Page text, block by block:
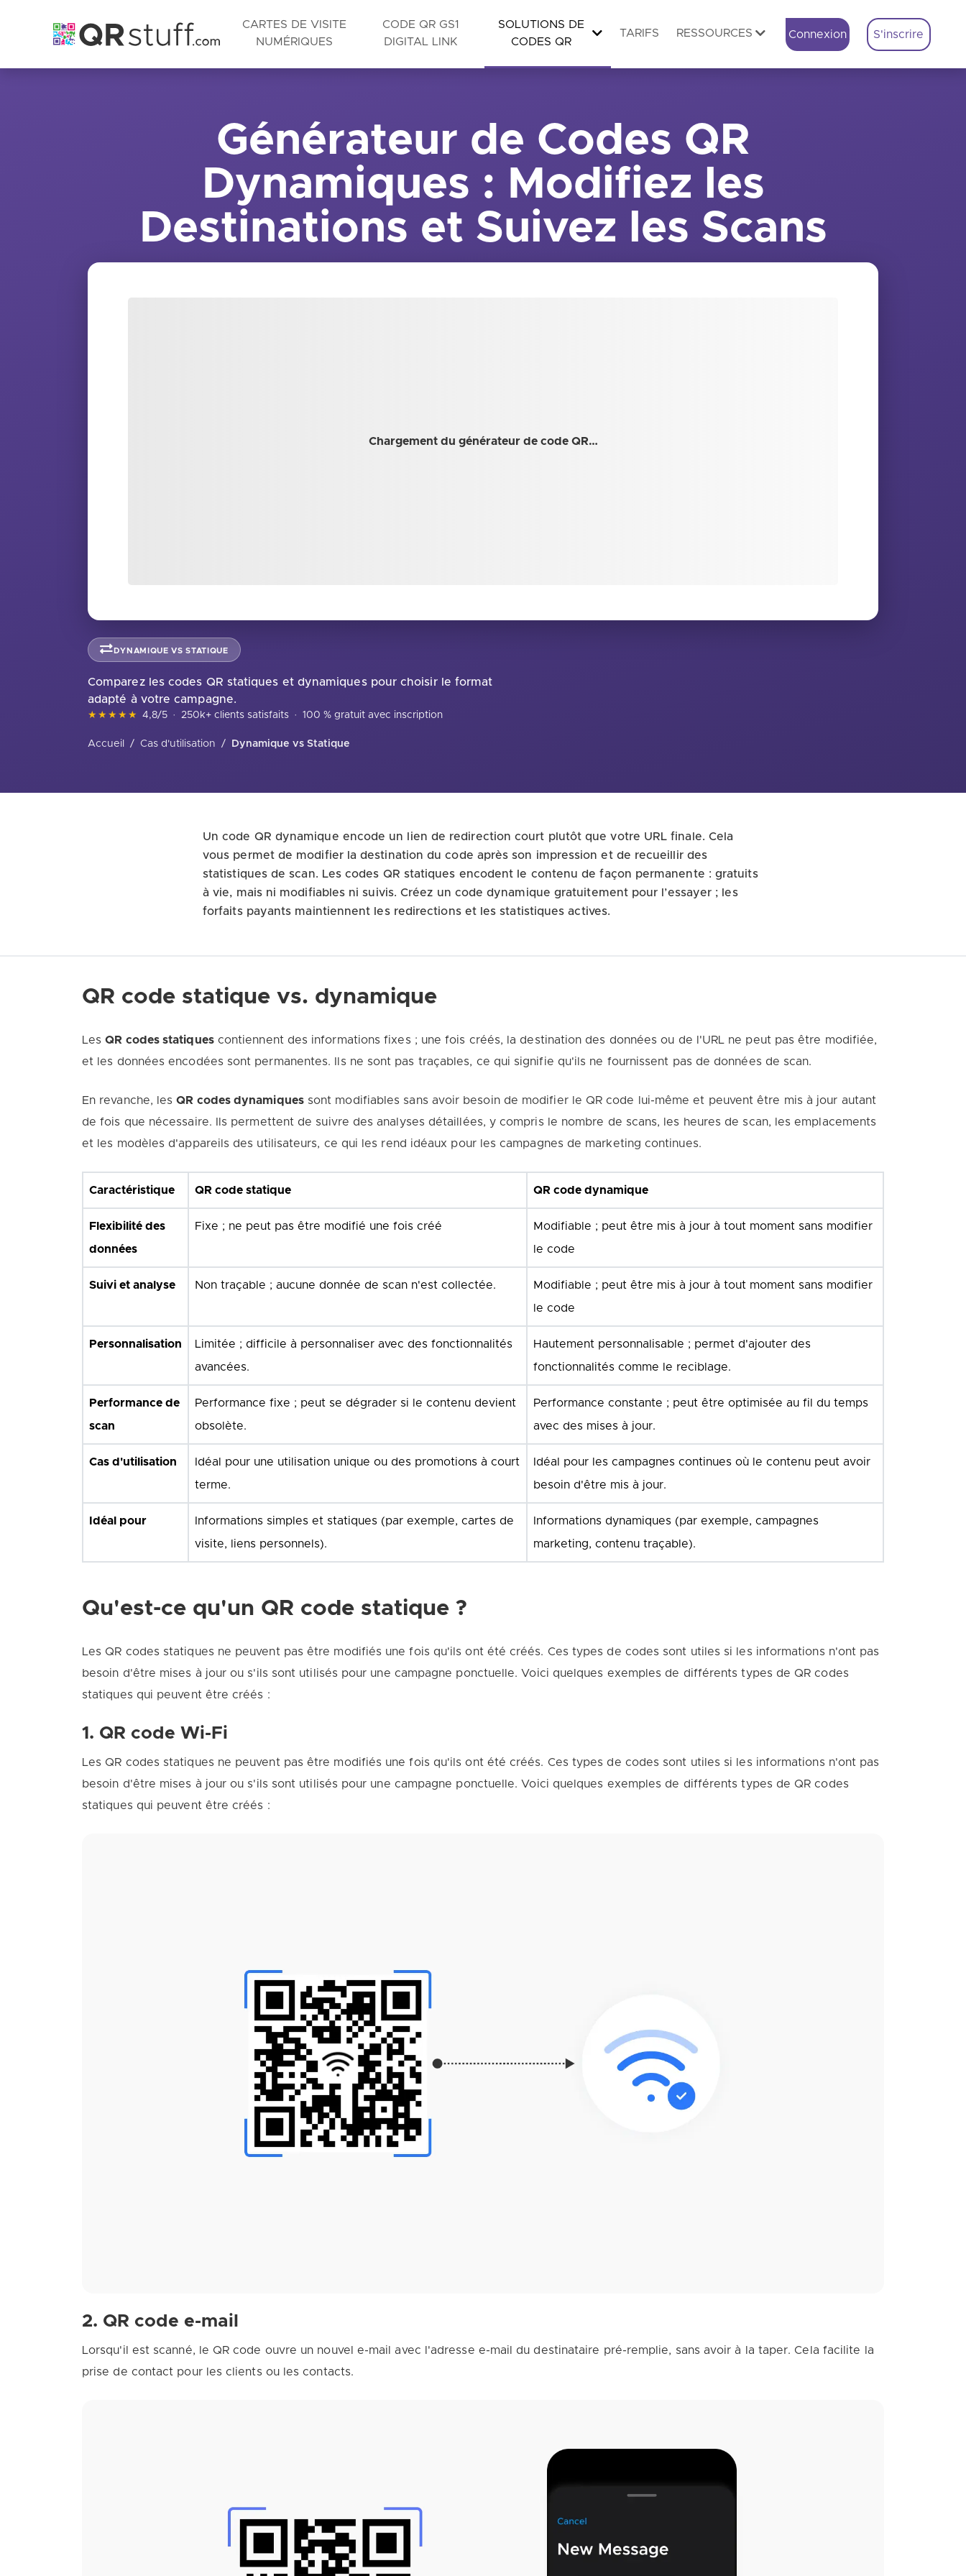
CARTES DE VISITE
NUMÉRIQUES
CODE QR GS1
DIGITAL LINK
SOLUTIONS DE
CODES QR
TARIFS RESSOURCES Connexion S'inscrire
Générateur de Codes QR
Dynamiques : Modifiez les
Destinations et Suivez les Scans
Chargement du générateur de code QR…
DYNAMIQUE VS STATIQUE
Comparez les codes QR statiques et dynamiques pour choisir le format
adapté à votre campagne.
★★★★★ 4,8/5 · 250k+ clients satisfaits · 100 % gratuit avec inscription
Accueil / Cas d'utilisation / Dynamique vs Statique
Un code QR dynamique encode un lien de redirection court plutôt que votre URL finale. Cela
vous permet de modifier la destination du code après son impression et de recueillir des
statistiques de scan. Les codes QR statiques encodent le contenu de façon permanente : gratuits
à vie, mais ni modifiables ni suivis. Créez un code dynamique gratuitement pour l’essayer ; les
forfaits payants maintiennent les redirections et les statistiques actives.
QR code statique vs. dynamique
LesQR codes statiquescontiennent des informations fixes ; une fois créés, la destination des données ou de l'URL ne peut pas être modifiée,
et les données encodées sont permanentes. Ils ne sont pas traçables, ce qui signifie qu'ils ne fournissent pas de données de scan.
En revanche, lesQR codes dynamiquessont modifiables sans avoir besoin de modifier le QR code lui-même et peuvent être mis à jour autant
de fois que nécessaire. Ils permettent de suivre des analyses détaillées, y compris le nombre de scans, les heures de scan, les emplacements
et les modèles d'appareils des utilisateurs, ce qui les rend idéaux pour les campagnes de marketing continues.
Caractéristique QR code statique QR code dynamique
Flexibilité des
données
Fixe ; ne peut pas être modifié une fois créé
Modifiable ; peut être mis à jour à tout moment sans modifier
le code
Suivi et analyse Non traçable ; aucune donnée de scan n'est collectée.
Modifiable ; peut être mis à jour à tout moment sans modifier
le code
Personnalisation
Limitée ; difficile à personnaliser avec des fonctionnalités
avancées.
Hautement personnalisable ; permet d'ajouter des
fonctionnalités comme le reciblage.
Performance de
scan
Performance fixe ; peut se dégrader si le contenu devient
obsolète.
Performance constante ; peut être optimisée au fil du temps
avec des mises à jour.
Cas d'utilisation
Idéal pour une utilisation unique ou des promotions à court
terme.
Idéal pour les campagnes continues où le contenu peut avoir
besoin d'être mis à jour.
Idéal pour
Informations simples et statiques (par exemple, cartes de
visite, liens personnels).
Informations dynamiques (par exemple, campagnes
marketing, contenu traçable).
Qu'est-ce qu'un QR code statique ?
Les QR codes statiques ne peuvent pas être modifiés une fois qu'ils ont été créés. Ces types de codes sont utiles si les informations n'ont pas
besoin d'être mises à jour ou s'ils sont utilisés pour une campagne ponctuelle. Voici quelques exemples de différents types de QR codes
statiques qui peuvent être créés :
1. QR code Wi-Fi
Les QR codes statiques ne peuvent pas être modifiés une fois qu'ils ont été créés. Ces types de codes sont utiles si les informations n'ont pas
besoin d'être mises à jour ou s'ils sont utilisés pour une campagne ponctuelle. Voici quelques exemples de différents types de QR codes
statiques qui peuvent être créés :
2. QR code e-mail
Lorsqu'il est scanné, le QR code ouvre un nouvel e-mail avec l'adresse e-mail du destinataire pré-remplie, sans avoir à la taper. Cela facilite la
prise de contact pour les clients ou les contacts.